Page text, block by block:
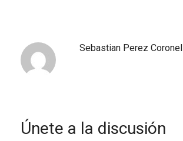
Sebastian Perez Coronel
Únete a la discusión